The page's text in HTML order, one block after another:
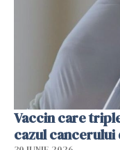
Vaccin care
cazul cancerului